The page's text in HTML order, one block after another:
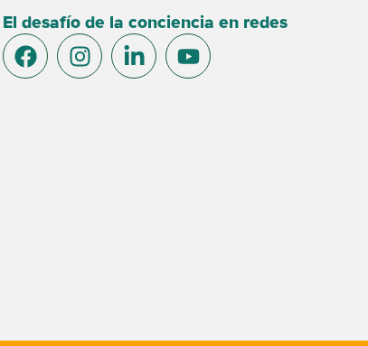
El desafío de la conciencia en redes